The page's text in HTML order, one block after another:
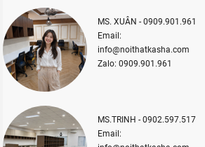
MS. XUÂN - 0909.901.961
Email:
info@noithatkasha.com
Zalo: 0909.901.961
MS.TRINH - 0902.597.517
Email: